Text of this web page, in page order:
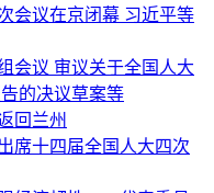
会议在京闭幕 习近平等
会议 审议关于全国人大
的决议草案等
回兰州
席十四届全国人大四次